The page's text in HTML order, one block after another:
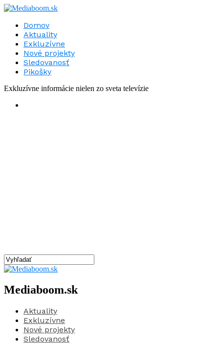
Domov
Aktuality
Exkluzívne
Nové projekty
Sledovanosť
Pikošky
Exkluzívne informácie nielen zo sveta televízie
Mediaboom.sk
Aktuality
Exkluzívne
Nové projekty
Sledovanosť